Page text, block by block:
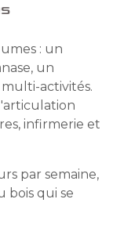
: un
un
activités.
infirmerie et
par semaine,
bois qui se